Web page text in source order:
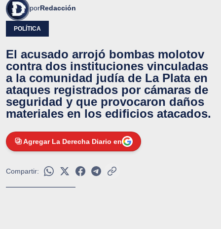
porRedacción
POLÍTICA
El acusado arrojó bombas molotov
contra dos instituciones vinculadas
a la comunidad judía de La Plata en
ataques registrados por cámaras de
seguridad y que provocaron daños
materiales en los edificios atacados.
Agregar La Derecha Diario en
Compartir: